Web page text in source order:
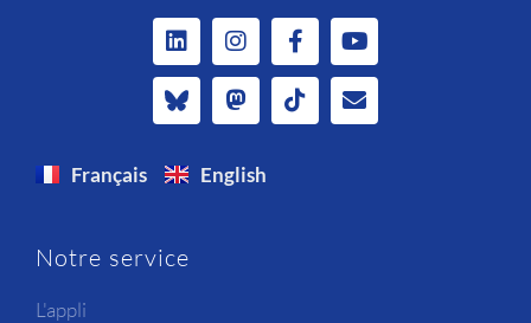
Français English
Notre service
L'appli